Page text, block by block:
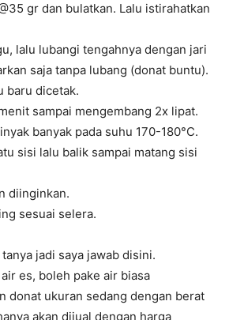
gr dan bulatkan. Lalu istirahatkan
lalu lubangi tengahnya dengan jari
saja tanpa lubang (donat buntu).
baru dicetak.
sampai mengembang 2x lipat.
banyak pada suhu 170-180°C.
sisi lalu balik sampai matang sisi
diinginkan.
sesuai selera.
jadi saya jawab disini.
es, boleh pake air biasa
donat ukuran sedang dengan berat
akan dijual dengan harga